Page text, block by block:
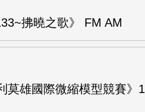
拂曉之歌》 FM AM
莫雄國際微縮模型競賽》1